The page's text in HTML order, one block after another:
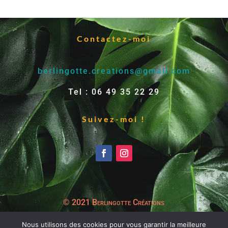
32,50€.22,75€.
Contactez-moi
berlingotte.creations@gmail.com
Tel : 06 49 35 22 29
Suivez-moi !
© 2021 Berlingotte Créations
Nous utilisons des cookies pour vous garantir la meilleure